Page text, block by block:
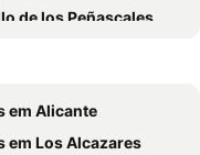
de los Peñascales
Romanos
em Alicante
em Los Alcazares